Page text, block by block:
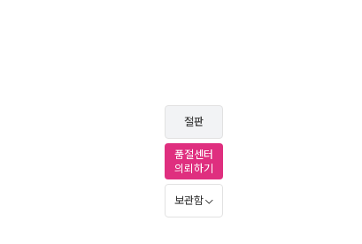
절판
품절센터
의뢰하기
보관함